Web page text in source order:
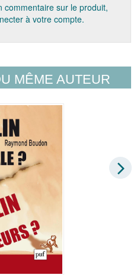
commentaire sur le produit,
à votre compte.
MÊME AUTEUR